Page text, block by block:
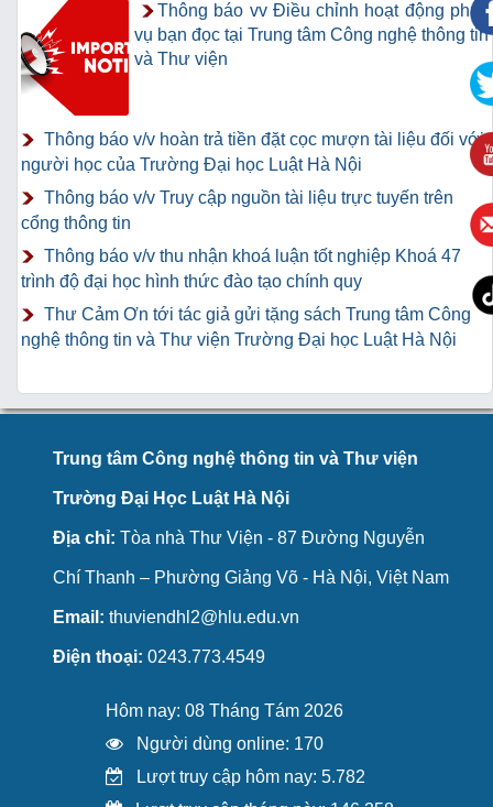
Thông báo vv Điều chỉnh hoạt động phục
vụ bạn đọc tại Trung tâm Công nghệ thông tin
và Thư viện
Thông báo v/v hoàn trả tiền đặt cọc mượn tài liệu đối với
người học của Trường Đại học Luật Hà Nội
Thông báo v/v Truy cập nguồn tài liệu trực tuyến trên
cổng thông tin
Thông báo v/v thu nhận khoá luận tốt nghiệp Khoá 47
trình độ đại học hình thức đào tạo chính quy
Thư Cảm Ơn tới tác giả gửi tặng sách Trung tâm Công
nghệ thông tin và Thư viện Trường Đại học Luật Hà Nội
Trung tâm Công nghệ thông tin và Thư viện
Trường Đại Học Luật Hà Nội
Địa chỉ: Tòa nhà Thư Viện - 87 Đường Nguyễn
Chí Thanh – Phường Giảng Võ - Hà Nội, Việt Nam
Email: thuviendhl2@hlu.edu.vn
Điện thoại: 0243.773.4549
Hôm nay: 08 Tháng Tám 2026
Người dùng online: 170
Lượt truy cập hôm nay: 5.782